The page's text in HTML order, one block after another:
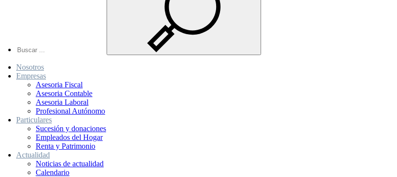
Nosotros
Empresas
Asesoria Fiscal
Asesoria Contable
Asesoria Laboral
Profesional Autónomo
Particulares
Sucesión y donaciones
Empleados del Hogar
Renta y Patrimonio
Actualidad
Noticias de actualidad
Calendario